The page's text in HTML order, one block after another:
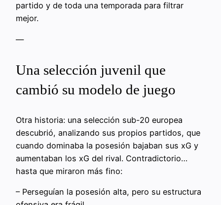
partido y de toda una temporada para filtrar
mejor.
—
Una selección juvenil que
cambió su modelo de juego
Otra historia: una selección sub-20 europea
descubrió, analizando sus propios partidos, que
cuando dominaba la posesión bajaban sus xG y
aumentaban los xG del rival. Contradictorio…
hasta que miraron más fino:
– Perseguían la posesión alta, pero su estructura